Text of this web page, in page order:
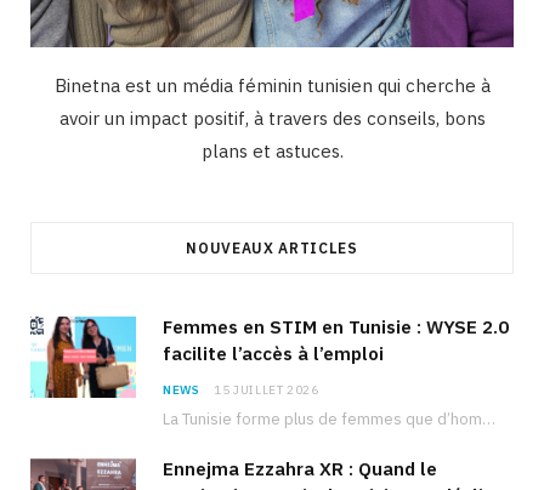
Binetna est un média féminin tunisien qui cherche à
avoir un impact positif, à travers des conseils, bons
plans et astuces.
NOUVEAUX ARTICLES
Femmes en STIM en Tunisie : WYSE 2.0
facilite l’accès à l’emploi
NEWS 15 JUILLET 2026
La Tunisie forme plus de femmes que d’hommes dans les filières scientifiques. Pourtant, pour beaucoup…
Ennejma Ezzahra XR : Quand le